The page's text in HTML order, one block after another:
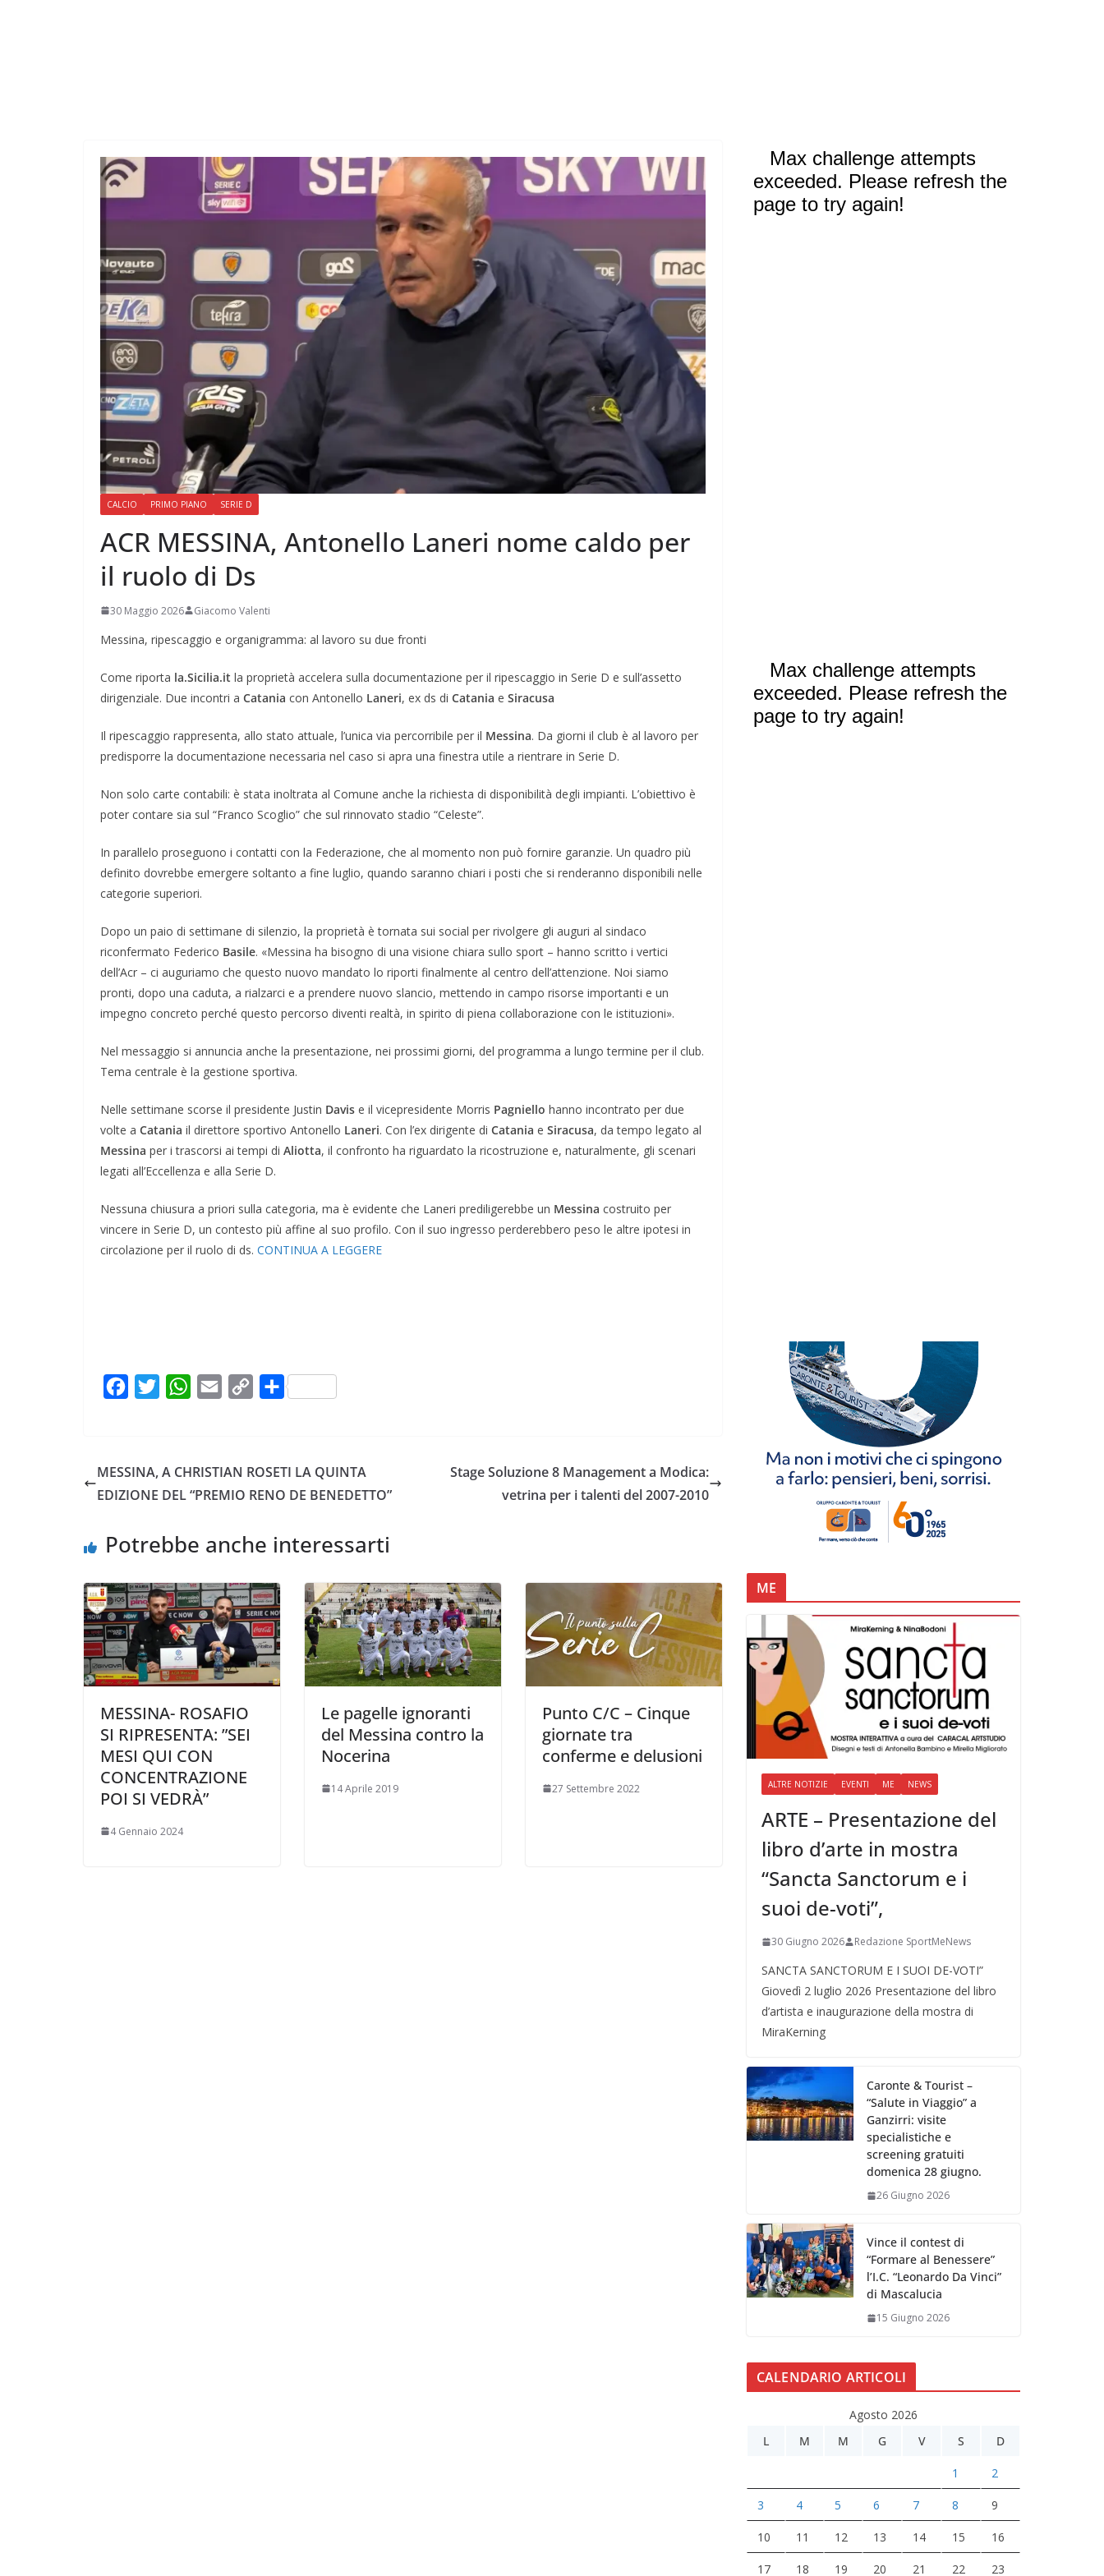
CALCIO PRIMO PIANO SERIE D
ACR MESSINA, Antonello Laneri nome caldo per
il ruolo di Ds
30 Maggio 2026 Giacomo Valenti
Messina, ripescaggio e organigramma: al lavoro su due fronti
Come riporta la.Sicilia.it la proprietà accelera sulla documentazione per il ripescaggio in Serie D e sull’assetto
dirigenziale. Due incontri a Catania con Antonello Laneri, ex ds di Catania e Siracusa
Il ripescaggio rappresenta, allo stato attuale, l’unica via percorribile per il Messina. Da giorni il club è al lavoro per
predisporre la documentazione necessaria nel caso si apra una finestra utile a rientrare in Serie D.
Non solo carte contabili: è stata inoltrata al Comune anche la richiesta di disponibilità degli impianti. L’obiettivo è
poter contare sia sul “Franco Scoglio” che sul rinnovato stadio “Celeste”.
In parallelo proseguono i contatti con la Federazione, che al momento non può fornire garanzie. Un quadro più
definito dovrebbe emergere soltanto a fine luglio, quando saranno chiari i posti che si renderanno disponibili nelle
categorie superiori.
Dopo un paio di settimane di silenzio, la proprietà è tornata sui social per rivolgere gli auguri al sindaco
riconfermato Federico Basile. «Messina ha bisogno di una visione chiara sullo sport – hanno scritto i vertici
dell’Acr – ci auguriamo che questo nuovo mandato lo riporti finalmente al centro dell’attenzione. Noi siamo
pronti, dopo una caduta, a rialzarci e a prendere nuovo slancio, mettendo in campo risorse importanti e un
impegno concreto perché questo percorso diventi realtà, in spirito di piena collaborazione con le istituzioni».
Nel messaggio si annuncia anche la presentazione, nei prossimi giorni, del programma a lungo termine per il club.
Tema centrale è la gestione sportiva.
Nelle settimane scorse il presidente Justin Davis e il vicepresidente Morris Pagniello hanno incontrato per due
volte a Catania il direttore sportivo Antonello Laneri. Con l’ex dirigente di Catania e Siracusa, da tempo legato al
Messina per i trascorsi ai tempi di Aliotta, il confronto ha riguardato la ricostruzione e, naturalmente, gli scenari
legati all’Eccellenza e alla Serie D.
Nessuna chiusura a priori sulla categoria, ma è evidente che Laneri prediligerebbe un Messina costruito per
vincere in Serie D, un contesto più affine al suo profilo. Con il suo ingresso perderebbero peso le altre ipotesi in
circolazione per il ruolo di ds. CONTINUA A LEGGERE
o
r
W
C
MESSINA, A CHRISTIAN ROSETI LA QUINTA
EDIZIONE DEL “PREMIO RENO DE BENEDETTO”
Stage Soluzione 8 Management a Modica:
vetrina per i talenti del 2007-2010
Potrebbe anche interessarti
MESSINA- ROSAFIO
SI RIPRESENTA: ”SEI
MESI QUI CON
CONCENTRAZIONE
POI SI VEDRÀ”
4 Gennaio 2024
Le pagelle ignoranti
del Messina contro la
Nocerina
14 Aprile 2019
Punto C/C – Cinque
giornate tra
conferme e delusioni
27 Settembre 2022
ME
ALTRE NOTIZIE EVENTI ME NEWS
ARTE – Presentazione del
libro d’arte in mostra
“Sancta Sanctorum e i
suoi de-voti”,
30 Giugno 2026 Redazione SportMeNews
SANCTA SANCTORUM E I SUOI DE-VOTI”
Giovedì 2 luglio 2026 Presentazione del libro
d’artista e inaugurazione della mostra di
MiraKerning
Caronte & Tourist –
“Salute in Viaggio” a
Ganzirri: visite
specialistiche e
screening gratuiti
domenica 28 giugno.
26 Giugno 2026
Vince il contest di
“Formare al Benessere”
l’I.C. “Leonardo Da Vinci”
di Mascalucia
15 Giugno 2026
CALENDARIO ARTICOLI
Agosto 2026
L
M M G V S D
1 2
3 4 5 6 7 8 9
10 11 12 13 14 15 16
17 18 19 20 21 22 23